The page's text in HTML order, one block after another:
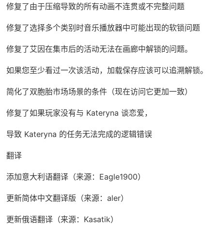
修复了由于压缩导致的所有动画不连贯或不完整问题
修复了选择多个类别时音乐播放器中可能出现的软锁问题
修复了艾因在集市后的活动无法在画廊中解锁的问题。
如果您至少看过一次该活动，加载保存应该可以追溯解锁。
简化了双胞胎市场场景的条件（现在访问它更加一致）
修复了如果玩家没有与 Kateryna 谈恋爱，
导致 Kateryna 的任务无法完成的逻辑错误
翻译
添加意大利语翻译（来源：Eagle1900）
更新简体中文翻译版（来源：aler）
更新俄语翻译（来源：Kasatik）